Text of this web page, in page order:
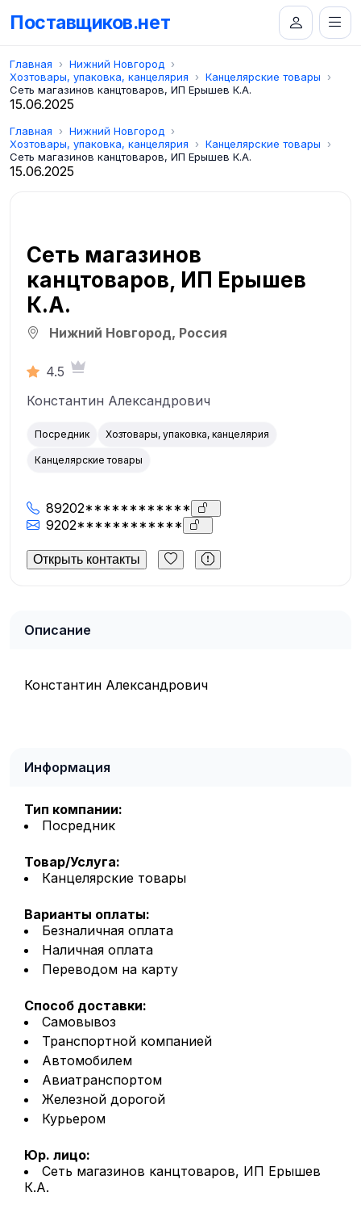
Поставщиков.нет
Главная
Нижний Новгород
Хозтовары, упаковка, канцелярия
Канцелярские товары
Сеть магазинов канцтоваров, ИП Ерышев К.А.
15.06.2025
Главная
Нижний Новгород
Хозтовары, упаковка, канцелярия
Канцелярские товары
Сеть магазинов канцтоваров, ИП Ерышев К.А.
15.06.2025
Сеть магазинов
канцтоваров, ИП Ерышев
К.А.
Нижний Новгород, Россия
4.5
Константин Александрович
Посредник Хозтовары, упаковка, канцелярия
Канцелярские товары
89202************
9202************
Открыть контакты
Описание
Константин Александрович
Информация
Тип компании:
Посредник
Товар/Услуга:
Канцелярские товары
Варианты оплаты:
Безналичная оплата
Наличная оплата
Переводом на карту
Способ доставки:
Самовывоз
Транспортной компанией
Автомобилем
Авиатранспортом
Железной дорогой
Курьером
Юр. лицо:
Сеть магазинов канцтоваров, ИП Ерышев
К.А.